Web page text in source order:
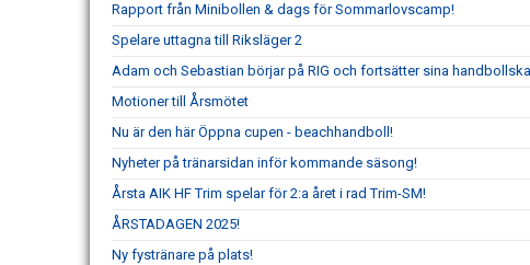
Rapport från Minibollen & dags för Sommarlovscamp!
Spelare uttagna till Riksläger 2
Adam och Sebastian börjar på RIG och fortsätter sina
Motioner till Årsmötet
Nu är den här Öppna cupen - beachhandboll!
Nyheter på tränarsidan inför kommande säsong!
Årsta AIK HF Trim spelar för 2:a året i rad Trim-SM!
ÅRSTADAGEN 2025!
Ny fystränare på plats!